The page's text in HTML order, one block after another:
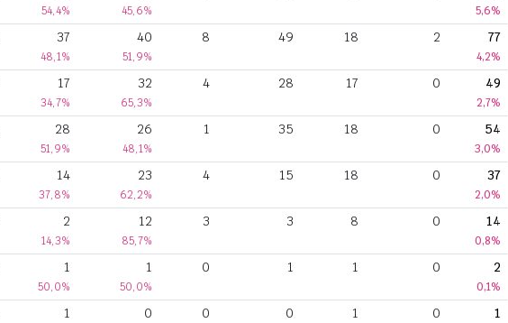
54,4% 45,6% 5,6%
37
48,1%
40
51,9%
8 49 18 2 77
4,2%
17
34,7%
32
65,3%
4 28 17 0 49
2,7%
28
51,9%
26
48,1%
1 35 18 0 54
3,0%
14
37,8%
23
62,2%
4 15 18 0 37
2,0%
2
14,3%
12
85,7%
3 3 8 0 14
0,8%
1
50,0%
1
50,0%
0 1 1 0 2
0,1%
1 0 0 0 1 0 1